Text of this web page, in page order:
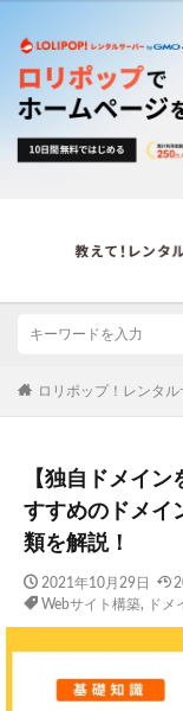
ロリポップ！レンタル
【独自ドメイ
すすめのドメイ
類を解説！
2021年10月29日
Webサイト構築, ドメ